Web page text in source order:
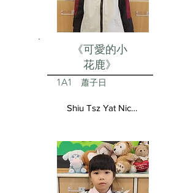
《可愛的小
花鹿》
1A1 蕭子日
Shiu Tsz Yat Nicolas